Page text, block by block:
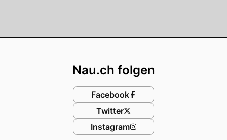
Nau.ch folgen
Facebook
Twitter
Instagram